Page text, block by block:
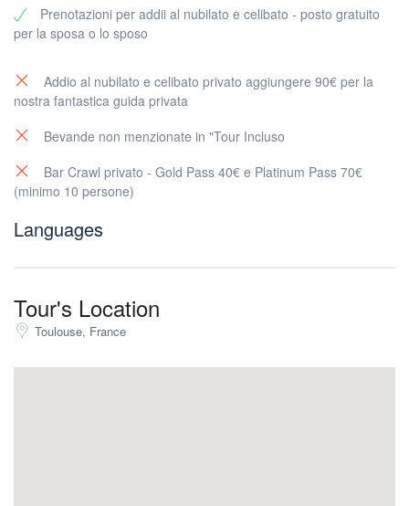
Fino a 10 persone
35€
Dall’undicesima persona in poi
30€
Una bevanda inclusa in ogni pacchetto!
Prenotazione:Indispensabile! I posti si riempiono velocemente,
quindi non perdere questa esperienza.
Puntualità:Ogni minuto di ritardo = un bar e uno shot in meno.
vestiti per fare colpo! Pantaloncini e una bella maglietta: vanno
assolutamente bene. Infradito, tute da ginnastica o magliette da
calcio: lasciale in hotel.
Età richiesta:18 anni minimo… ma anche 80 va bene. Non sei
Prenotazioni per addii al nubilato e celibato - posto gratuito
per la sposa o lo sposo
Addio al nubilato e celibato privato aggiungere 90€ per la
nostra fantastica guida privata
Bevande non menzionate in "Tour Incluso
Bar Crawl privato - Gold Pass 40€ e Platinum Pass 70€
(minimo 10 persone)
Languages
Tour's Location
Toulouse, France